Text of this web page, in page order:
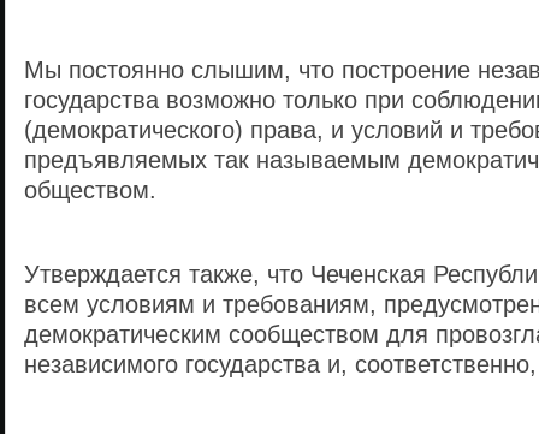
Мы постоянно слышим, что построение
государства возможно только при
(демократического) права, и условий и
предъявляемых так называемым
обществом.
Утверждается также, что Чеченская
всем условиям и требованиям,
демократическим сообществом для
независимого государства и,